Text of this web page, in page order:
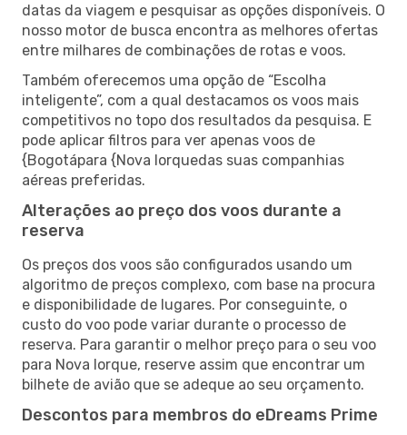
datas da viagem e pesquisar as opções disponíveis. O
nosso motor de busca encontra as melhores ofertas
entre milhares de combinações de rotas e voos.
Também oferecemos uma opção de “Escolha
inteligente”, com a qual destacamos os voos mais
competitivos no topo dos resultados da pesquisa. E
pode aplicar filtros para ver apenas voos de
{Bogotápara {Nova Iorquedas suas companhias
aéreas preferidas.
Alterações ao preço dos voos durante a
reserva
Os preços dos voos são configurados usando um
algoritmo de preços complexo, com base na procura
e disponibilidade de lugares. Por conseguinte, o
custo do voo pode variar durante o processo de
reserva. Para garantir o melhor preço para o seu voo
para Nova Iorque, reserve assim que encontrar um
bilhete de avião que se adeque ao seu orçamento.
Descontos para membros do eDreams Prime